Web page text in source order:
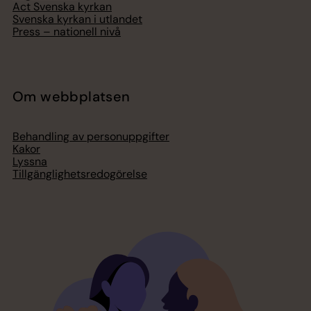
Act Svenska kyrkan
Svenska kyrkan i utlandet
Press – nationell nivå
Om webbplatsen
Behandling av personuppgifter
Kakor
Lyssna
Tillgänglighetsredogörelse